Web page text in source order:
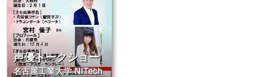
声優トークショー
名古屋工業大学 NITech